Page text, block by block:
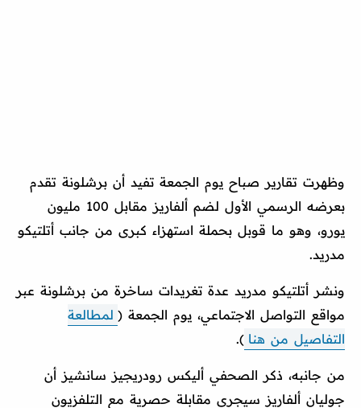
وظهرت تقارير صباح يوم الجمعة تفيد أن برشلونة تقدم
بعرضه الرسمي الأول لضم ألفاريز مقابل 100 مليون
يورو، وهو ما قوبل بحملة استهزاء كبرى من جانب أتلتيكو
مدريد.
ونشر أتلتيكو مدريد عدة تغريدات ساخرة من برشلونة عبر
مواقع التواصل الاجتماعي، يوم الجمعة ( لمطالعة
التفاصيل من هنا ).
من جانبه، ذكر الصحفي أليكس رودريجيز سانشيز أن
جوليان ألفاريز سيجري مقابلة حصرية مع التلفزيون